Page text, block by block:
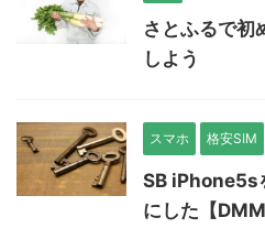
さとふるで初
しよう
スマホ 格安SIM
SB iPhone5s
にした【